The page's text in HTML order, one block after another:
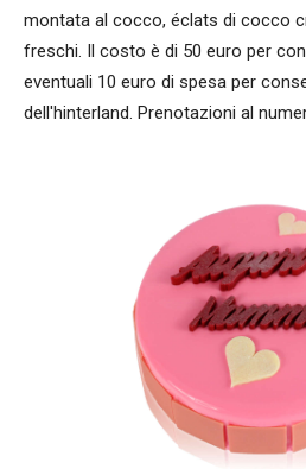
montata al cocco, éclats di cocco
freschi. Il costo è di 50 euro per
eventuali 10 euro di spesa per
dell'hinterland. Prenotazioni al